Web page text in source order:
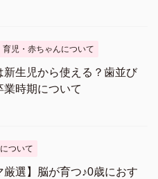
育児・赤ちゃんについて
新生児から使える？歯並び
業時期について
ついて
厳選】脳が育つ♪0歳におす